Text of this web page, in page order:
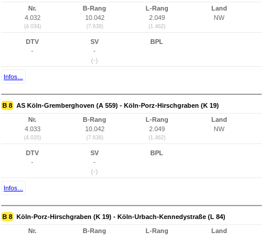
Nr.
4.032
(4.034)
B-Rang
10.042
(7.638)
L-Rang
2.049
(1.462)
Land
NW
DTV
-
SV
-
(-)
BPL
Infos...
B 8 AS Köln-Gremberghoven (A 559) - Köln-Porz-Hirschgraben (K 19)
Nr.
4.033
(4.035)
B-Rang
10.042
(7.638)
L-Rang
2.049
(1.462)
Land
NW
DTV
-
SV
-
(-)
BPL
Infos...
B 8 Köln-Porz-Hirschgraben (K 19) - Köln-Urbach-Kennedystraße (L 84)
Nr.
B-Rang
L-Rang
Land